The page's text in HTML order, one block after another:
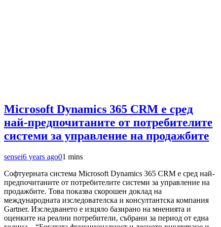
Microsoft Dynamics 365 CRM e сред
най-предпочитаните от потребителите
системи за управление на продажбите
sensei6 years ago01 mins
Софтуерната система Microsoft Dynamics 365 CRM e сред най-
предпочитаните от потребителите системи за управление на
продажбите. Това показва скорошен доклад на
международната изследователска и консултантска компания
Gartner. Изследването е изцяло базирано на мненията и
оценките на реални потребители, събрани за период от една